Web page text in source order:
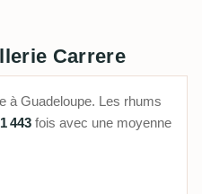
Carrere
à Guadeloupe. Les rhums
1 443 fois avec une moyenne